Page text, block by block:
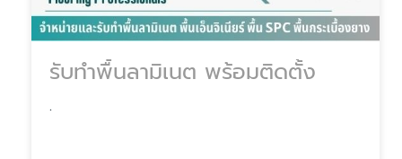
รับทำพื้นลามิเนต พร้อมติดตั้ง
.